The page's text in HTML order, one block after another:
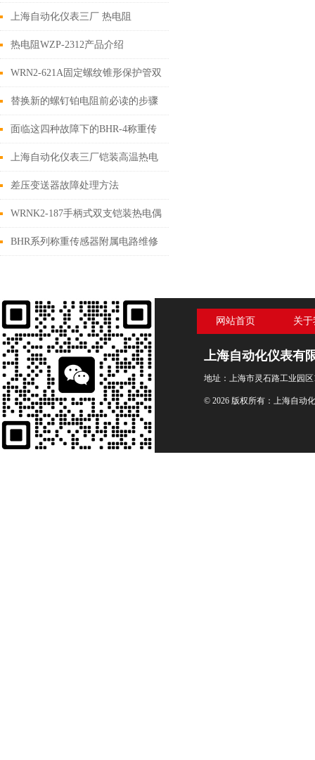
做
上海自动化仪表三厂 热电阻
WZP230常识
热电阻WZP-2312产品介绍
WRN2-621A固定螺纹锥形保护管双
支热电偶
替换新的螺钉铂电阻前必读的步骤
面临这四种故障下的BHR-4称重传
感器要怎么处理？
上海自动化仪表三厂铠装高温热电
偶的检修和安装须知事项
差压变送器故障处理方法
WRNK2-187手柄式双支铠装热电偶
简介
BHR系列称重传感器附属电路维修
网站首页 关
上海自动化仪表有
地址：上海市灵石路工业园区
© 2026 版权所有：上海自动